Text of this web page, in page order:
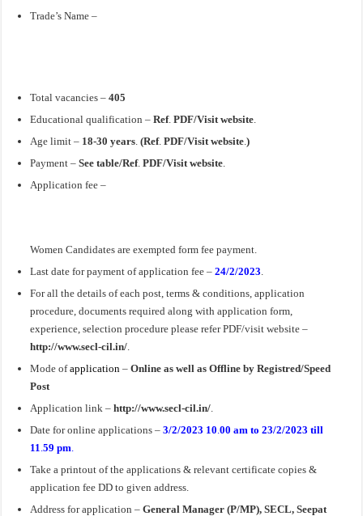
Trade’s Name –
Total vacancies –405
Educational qualification –Ref. PDF/Visit website.
Age limit – 18-30 years.(Ref. PDF/Visit website.)
Payment – See table/Ref.PDF/Visit website.
Application fee –
Women Candidates are exempted form fee payment.
Last date for payment of application fee –24/2/2023
For all the details of each post, terms & conditions, application
procedure, documents required along with application form,
experience, selection procedure please refer PDF/visit website –
http://www.secl-cil.in/
Mode ofapplication –Online as well as Offline by Registred/Speed
Post
Application link –http://www.secl-cil.in/
Date for online applications –3/2/2023 10 .00 am to 23/2/2023 till
11 .59 pm
Take a printout of the applications & relevant certificate copies &
application fee DD to given address.
Address for application –General Manager (P/MP), SECL, Seepat